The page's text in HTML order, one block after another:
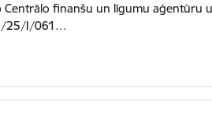
finanšu un līgumu aģentūru
25/I/061…